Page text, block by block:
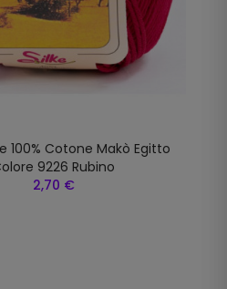
100% Cotone Makò Egitto
9226 Rubino
2,70 €